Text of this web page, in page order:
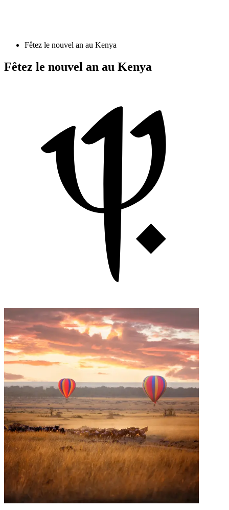
Fêtez le nouvel an au Kenya
Fêtez le nouvel an au Kenya